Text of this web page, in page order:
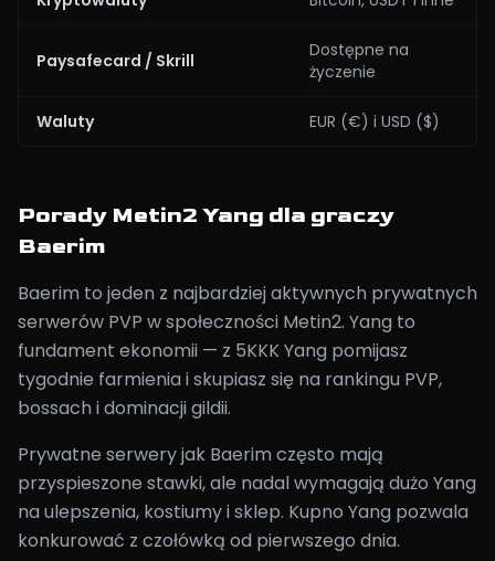
Paysafecard / Skrill
Dostępne na
życzenie
Waluty EUR (€) i USD ($)
Porady Metin2 Yang dla graczy
Baerim
Baerim to jeden z najbardziej aktywnych prywatnych
serwerów PVP w społeczności Metin2. Yang to
fundament ekonomii — z 5KKK Yang pomijasz
tygodnie farmienia i skupiasz się na rankingu PVP,
bossach i dominacji gildii.
Prywatne serwery jak Baerim często mają
przyspieszone stawki, ale nadal wymagają dużo Yang
na ulepszenia, kostiumy i sklep. Kupno Yang pozwala
konkurować z czołówką od pierwszego dnia.